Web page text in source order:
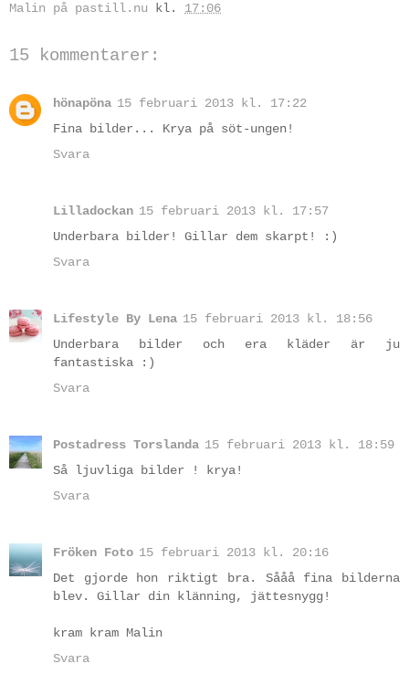
Malin på pastill.nu kl. 17:06
15 kommentarer:
hönapöna 15 februari 2013 kl. 17:22
Fina bilder... Krya på söt-ungen!
Svara
Lilladockan 15 februari 2013 kl. 17:57
Underbara bilder! Gillar dem skarpt! :)
Svara
Lifestyle By Lena 15 februari 2013 kl. 18:56
Underbara bilder och era kläder är ju
fantastiska :)
Svara
Postadress Torslanda 15 februari 2013 kl. 18:59
Så ljuvliga bilder ! krya!
Svara
Fröken Foto 15 februari 2013 kl. 20:16
Det gjorde hon riktigt bra. Sååå fina bilderna
blev. Gillar din klänning, jättesnygg!
kram kram Malin
Svara